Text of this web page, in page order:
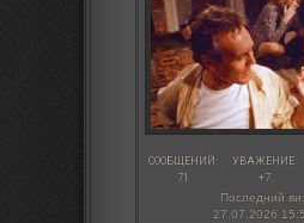
СООБЩЕНИЙ:
71
УВАЖЕНИЕ:
+7
Последний
27.07.2026